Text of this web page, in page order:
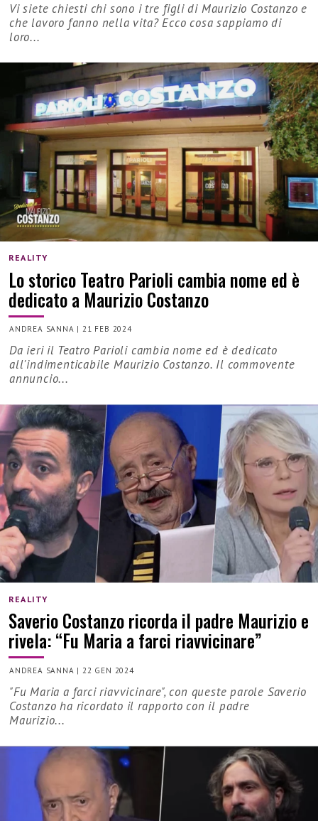
Vi siete chiesti chi sono i tre figli di Maurizio Costanzo e
che lavoro fanno nella vita? Ecco cosa sappiamo di
loro...
REALITY
Lo storico Teatro Parioli cambia nome ed è
dedicato a Maurizio Costanzo
ANDREA SANNA |21 FEB 2024
Da ieri il Teatro Parioli cambia nome ed è dedicato
all'indimenticabile Maurizio Costanzo. Il commovente
annuncio...
REALITY
Saverio Costanzo ricorda il padre Maurizio e
rivela: “Fu Maria a farci riavvicinare”
ANDREA SANNA |22 GEN 2024
"Fu Maria a farci riavvicinare", con queste parole Saverio
Costanzo ha ricordato il rapporto con il padre
Maurizio...